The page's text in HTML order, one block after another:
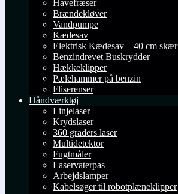
Havefræser
Brændekløver
Vandpumpe
Kædesav
Elektrisk Kædesav – 40 cm skær
Benzindrevet Buskrydder
Hækkeklipper
Pælehammer på benzin
Fliserenser
Håndværktøj
Linjelaser
Krydslaser
360 graders laser
Multidetektor
Fugtmåler
Laservaterpas
Arbejdslamper
Kabelsøger til robotplæneklipper